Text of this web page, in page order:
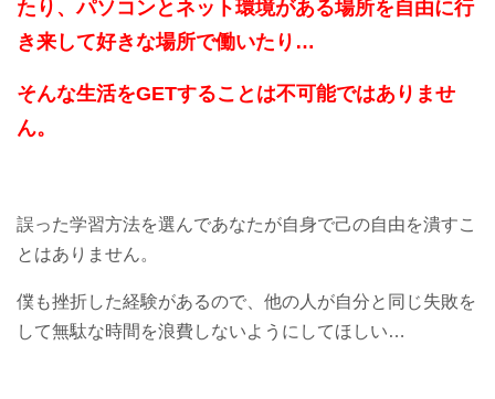
たり、パソコンとネット環境がある場所を自由に行
き来して好きな場所で働いたり…
そんな生活をGETすることは不可能ではありませ
ん。
誤った学習方法を選んであなたが自身で己の自由を潰すこ
とはありません。
僕も挫折した経験があるので、他の人が自分と同じ失敗を
して無駄な時間を浪費しないようにしてほしい…